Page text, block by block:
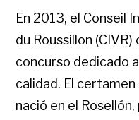
En 2013, el Conseil
du Roussillon
concurso dedicado
calidad. El certamen
nació en el